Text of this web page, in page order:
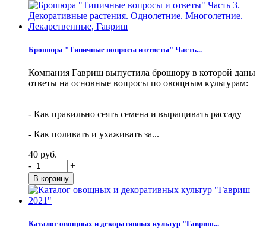
Брошюра "Типичные вопросы и ответы" Часть...
Компания Гавриш выпустила брошюру в которой даны
ответы на основные вопросы по овощным культурам:
- Как правильно сеять семена и выращивать рассаду
- Как поливать и ухаживать за...
40 руб.
-
+
Каталог овощных и декоративных культур "Гавриш...